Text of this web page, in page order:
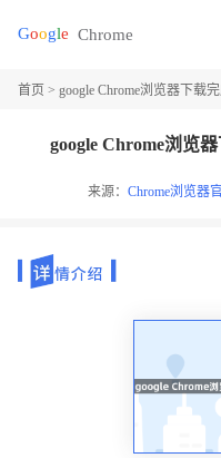
首页 > google Chrome浏览器下载
google Chrome浏览
来源：Chrome浏览器